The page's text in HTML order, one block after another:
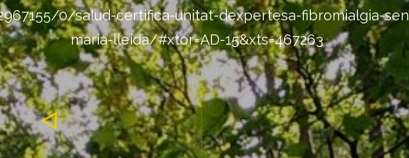
0/salud-certifica-unitat-dexpertesa-fibromialgia-
maria-lleida/#xtor=AD-15&xts=467263